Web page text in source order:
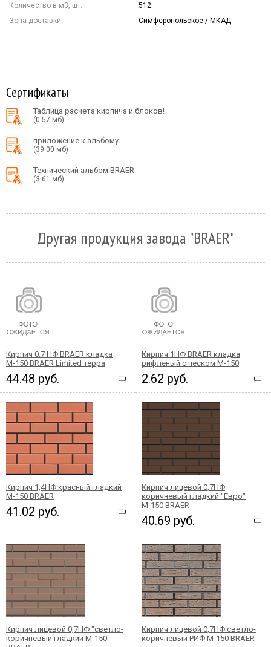
Количество в м3, шт.
512
Зона доставки:
Симферопольское / МКАД
Сертификаты
Таблица расчета кирпича и блоков!
(0.57 мб)
приложение к альбому
(39.00 мб)
Технический альбом BRAER
(3.61 мб)
Другая продукция завода "BRAER"
Кирпич 0.7 НФ BRAER кладка
М-150 BRAER Limited терра
44.48 руб.
Кирпич 1НФ BRAER кладка
рифленый с песком М-150
2.62 руб.
Кирпич 1,4НФ красный гладкий
М-150 BRAER
41.02 руб.
Кирпич лицевой 0,7НФ
коричневый гладкий "Евро"
М-150 BRAER
40.69 руб.
Кирпич лицевой 0,7НФ "светло-
коричневый гладкий М-150
Кирпич лицевой 0,7НФ светло-
коричневый РИФ М-150 BRAER